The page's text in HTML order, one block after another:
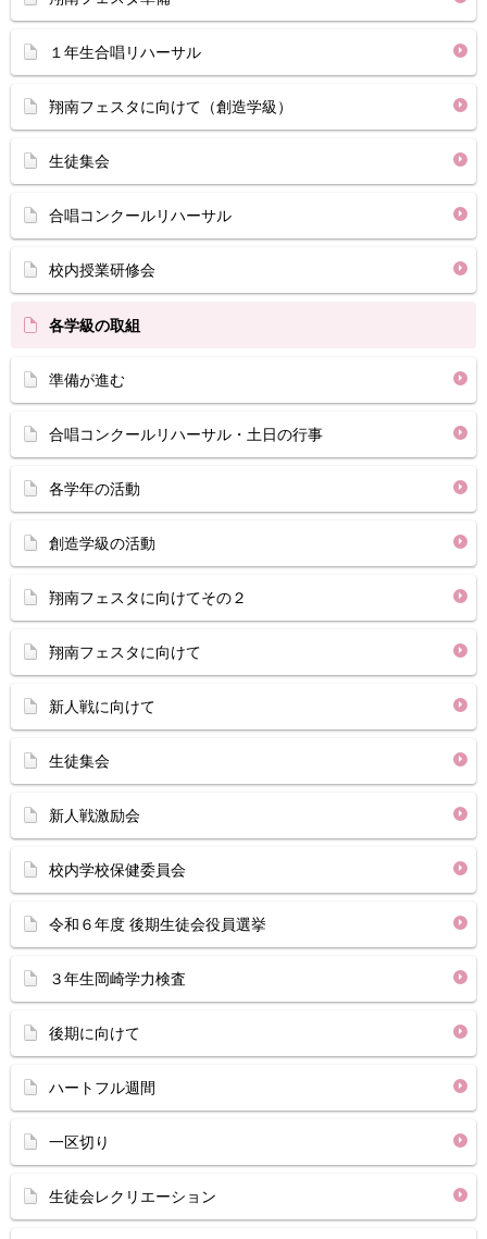
１年生合唱リハーサル
翔南フェスタに向けて（創造学級）
生徒集会
合唱コンクールリハーサル
校内授業研修会
各学級の取組
準備が進む
合唱コンクールリハーサル・土日の行事
各学年の活動
創造学級の活動
翔南フェスタに向けてその２
翔南フェスタに向けて
新人戦に向けて
生徒集会
新人戦激励会
校内学校保健委員会
令和６年度 後期生徒会役員選挙
３年生岡崎学力検査
後期に向けて
ハートフル週間
一区切り
生徒会レクリエーション